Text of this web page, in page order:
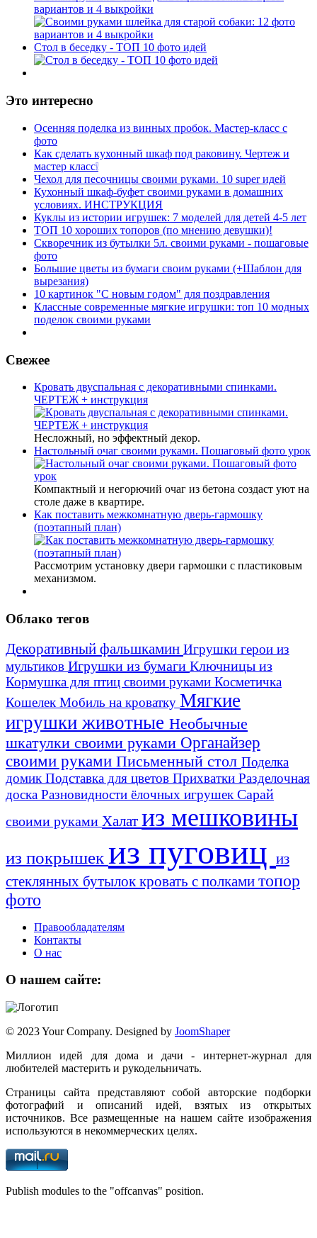
вариантов и 4 выкройки
Стол в беседку - ТОП 10 фото идей
Это интересно
Осенняя поделка из винных пробок. Мастер-класс с
фото
Как сделать кухонный шкаф под раковину. Чертеж и
мастер класс❕
Чехол для песочницы своими руками. 10 super идей
Кухонный шкаф-буфет своими руками в домашних
условиях. ИНСТРУКЦИЯ
Куклы из истории игрушек: 7 моделей для детей 4-5 лет
ТОП 10 хороших топоров (по мнению девушки)!
Скворечник из бутылки 5л. своими руками - пошаговые
фото
Большие цветы из бумаги своим руками (+Шаблон для
вырезания)
10 картинок "С новым годом" для поздравления
Классные современные мягкие игрушки: топ 10 модных
поделок своими руками
Свежее
Кровать двуспальная с декоративными спинками.
ЧЕРТЕЖ + инструкция
Несложный, но эффектный декор.
Настольный очаг своими руками. Пошаговый фото урок
Компактный и негорючий очаг из бетона создаст уют на
столе даже в квартире.
Как поставить межкомнатную дверь-гармошку
(поэтапный план)
Рассмотрим установку двери гармошки с пластиковым
механизмом.
Облако тегов
Декоративный фальшкамин Игрушки герои из
мультиков Игрушки из бумаги Ключницы из
Кормушка для птиц своими руками Косметичка
Кошелек Мобиль на кроватку Мягкие
игрушки животные Необычные
шкатулки своими руками Органайзер
своими руками Письменный стол Поделка
домик Подставка для цветов Прихватки Разделочная
доска Разновидности ёлочных игрушек Сарай
своими руками Халат из мешковины
из покрышек из пуговиц из
стеклянных бутылок кровать с полками топор
фото
Правообладателям
Контакты
О нас
О нашем сайте:
© 2023 Your Company. Designed by JoomShaper
Миллион идей для дома и дачи - интернет-журнал для
любителей мастерить и рукодельничать.
Страницы сайта представляют собой авторские подборки
фотографий и описаний идей, взятых из открытых
источников. Все размещенные на нашем сайте изображения
используются в некоммерческих целях.
Publish modules to the "offcanvas" position.